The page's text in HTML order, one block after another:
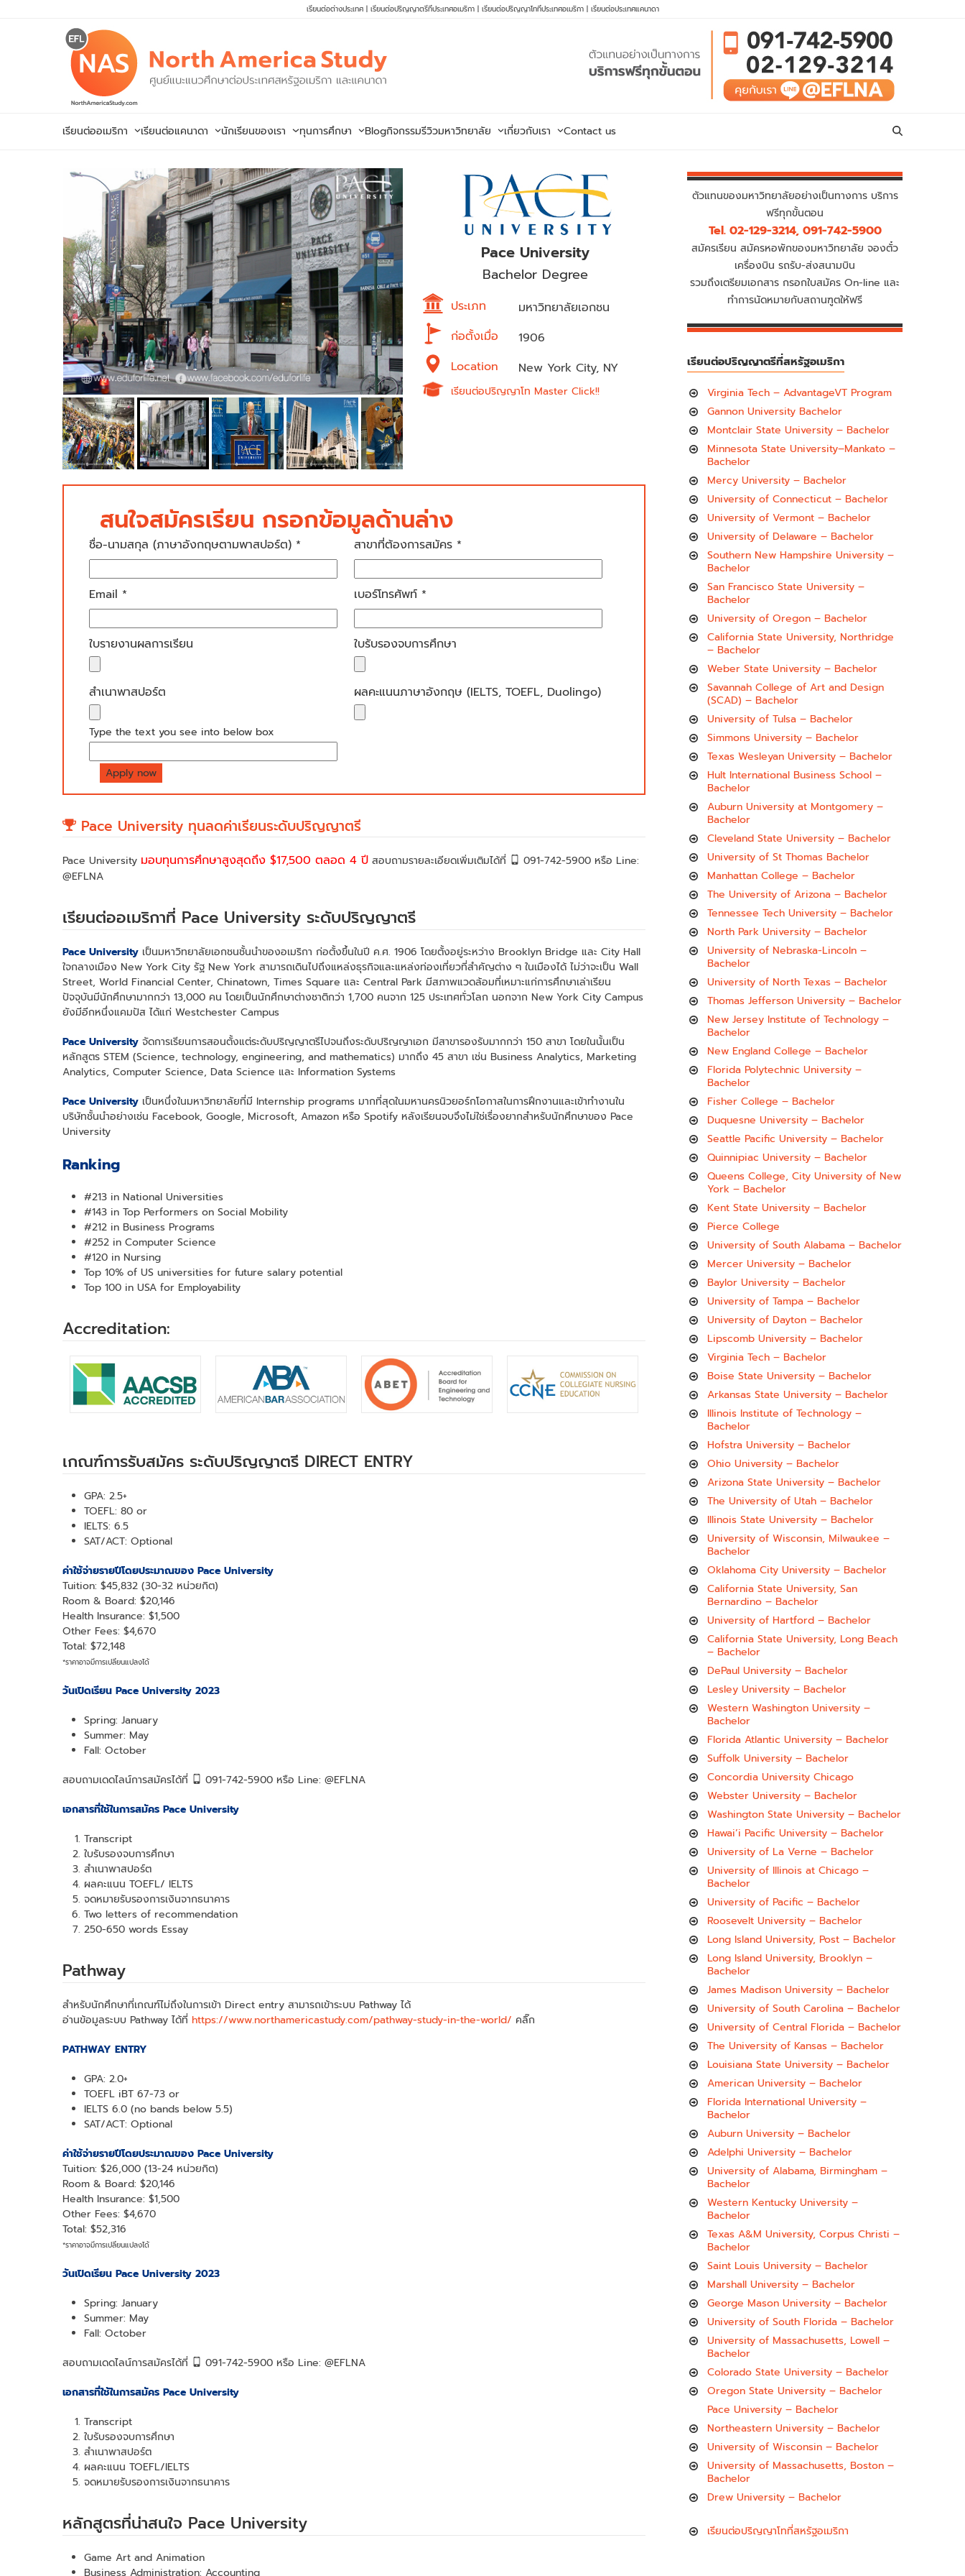
เรียนต่อต่างประเทศ| เรียนต่อปริญญาตรีที่ประเทศอเมริกา | เรียนต่อปริญญาโทที่ประเทศอเมริกา | เรียนต่อประเทศแคนาดา
เรียนต่ออเมริกา เรียนต่อแคนาดา นักเรียนของเรา ทุนการศึกษา Blogกิจกรรมรีวิวมหาวิทยาลัย เกี่ยวกับเรา Contact us
Pace University
Bachelor Degree
ประเภท
มหาวิทยาลัยเอกชน
ก่อตั้งเมื่อ
1906
Location
New York City, NY
เรียนต่อปริญญาโท Master Click!!
สนใจสมัครเรียน กรอกข้อมูลด้านล่าง
ชื่อ-นามสกุล (ภาษาอังกฤษตามพาสปอร์ต) * สาขาที่ต้องการสมัคร *
Email * เบอร์โทรศัพท์ *
ใบรายงานผลการเรียน ใบรับรองจบการศึกษา
สำเนาพาสปอร์ต ผลคะแนนภาษาอังกฤษ (IELTS, TOEFL, Duolingo)
Type the text you see into below box
Pace University ทุนลดค่าเรียนระดับปริญญาตรี
Pace University มอบทุนการศึกษาสูงสุดถึง $17,500 ตลอด 4 ปี สอบถามรายละเอียดเพิ่มเติมได้ที่
091-742-5900 หรือ Line:
@EFLNA
เรียนต่ออเมริกาที่ Pace University ระดับปริญญาตรี
Pace University เป็นมหาวิทยาลัยเอกชนชั้นนำของอเมริกา ก่อตั้งขึ้นในปี ค.ศ. 1906 โดยตั้งอยู่ระหว่าง Brooklyn Bridge และ City Hall
ใจกลางเมือง New York City รัฐ New York สามารถเดินไปถึงแหล่งธุรกิจและแหล่งท่องเที่ยวที่สำคัญต่าง ๆ ในเมืองได้ ไม่ว่าจะเป็น Wall
Street, World Financial Center, Chinatown, Times Square และ Central Park มีสภาพแวดล้อมที่เหมาะแก่การศึกษาเล่าเรียน
ปัจจุบันมีนักศึกษามากกว่า 13,000 คน โดยเป็นนักศึกษาต่างชาติกว่า 1,700 คนจาก 125 ประเทศทั่วโลก นอกจาก New York City Campus
ยังมีอีกหนึ่งแคมปัส ได้แก่ Westchester Campus
Pace University จัดการเรียนการสอนตั้งแต่ระดับปริญญาตรีไปจนถึงระดับปริญญาเอก มีสาขารองรับมากกว่า 150 สาขา โดยในนั้นเป็น
หลักสูตร STEM (Science, technology, engineering, and mathematics) มากถึง 45 สาขา เช่น Business Analytics, Marketing
Analytics, Computer Science, Data Science และ Information Systems
Pace University เป็นหนึ่งในมหาวิทยาลัยที่มี Internship programs มากที่สุดในมหานครนิวยอร์กโอกาสในการฝึกงานและเข้าทำงานใน
บริษัทชั้นนำอย่างเช่น Facebook, Google, Microsoft, Amazon หรือ Spotify หลังเรียนจบจึงไม่ใช่เรื่องยากสำหรับนักศึกษาของ Pace
University
Ranking
#213 in National Universities
#143 in Top Performers on Social Mobility
#212 in Business Programs
#252 in Computer Science
#120 in Nursing
Top 10% of US universities for future salary potential
Top 100 in USA for Employability
Accreditation:
เกณฑ์การรับสมัคร ระดับปริญญาตรี DIRECT ENTRY
GPA: 2.5+
TOEFL: 80 or
IELTS: 6.5
SAT/ACT: Optional
ค่าใช้จ่ายรายปีโดยประมาณของ Pace University
Tuition: $45,832 (30-32 หน่วยกิต)
Room & Board: $20,146
Health Insurance: $1,500
Other Fees: $4,670
Total: $72,148
*ราคาอาจมีการเปลี่ยนแปลงได้
วันเปิดเรียน Pace University 2023
Spring: January
Summer: May
Fall: October
สอบถามเดดไลน์การสมัครได้ที่
091-742-5900 หรือ Line: @EFLNA
เอกสารที่ใช้ในการสมัคร Pace University
Transcript
ใบรับรองจบการศึกษา
สำเนาพาสปอร์ต
ผลคะแนน TOEFL/ IELTS
จดหมายรับรองการเงินจากธนาคาร
Two letters of recommendation
250-650 words Essay
Pathway
สำหรับนักศึกษาที่เกณฑ์ไม่ถึงในการเข้า Direct entry สามารถเข้าระบบ Pathway ได้
อ่านข้อมูลระบบ Pathway ได้ที่ https://www.northamericastudy.com/pathway-study-in-the-world/ คลิ๊ก
PATHWAY ENTRY
GPA: 2.0+
TOEFL iBT 67-73 or
IELTS 6.0 (no bands below 5.5)
SAT/ACT: Optional
ค่าใช้จ่ายรายปีโดยประมาณของ Pace University
Tuition: $26,000 (13-24 หน่วยกิต)
Room & Board: $20,146
Health Insurance: $1,500
Other Fees: $4,670
Total: $52,316
*ราคาอาจมีการเปลี่ยนแปลงได้
วันเปิดเรียน Pace University 2023
Spring: January
Summer: May
Fall: October
สอบถามเดดไลน์การสมัครได้ที่
091-742-5900 หรือ Line: @EFLNA
เอกสารที่ใช้ในการสมัคร Pace University
Transcript
ใบรับรองจบการศึกษา
สำเนาพาสปอร์ต
ผลคะแนน TOEFL/IELTS
จดหมายรับรองการเงินจากธนาคาร
หลักสูตรที่น่าสนใจ Pace University
Game Art and Animation
Business Administration: Accounting
ตัวแทนของมหาวิทยาลัยอย่างเป็นทางการ บริการ
ฟรีทุกขั้นตอน
Tel. 02-129-3214, 091-742-5900
สมัครเรียน สมัครหอพักของมหาวิทยาลัย จองตั๋ว
เครื่องบิน รถรับ-ส่งสนามบิน
รวมถึงเตรียมเอกสาร กรอกใบสมัคร On-line และ
ทำการนัดหมายกับสถานฑูตให้ฟรี
เรียนต่อปริญญาตรีที่สหรัฐอเมริกา
Virginia Tech – AdvantageVT Program
Gannon University Bachelor
Montclair State University – Bachelor
Minnesota State University–Mankato –
Bachelor
Mercy University – Bachelor
University of Connecticut – Bachelor
University of Vermont – Bachelor
University of Delaware – Bachelor
Southern New Hampshire University –
Bachelor
San Francisco State University –
Bachelor
University of Oregon – Bachelor
California State University, Northridge
– Bachelor
Weber State University – Bachelor
Savannah College of Art and Design
(SCAD) – Bachelor
University of Tulsa – Bachelor
Simmons University – Bachelor
Texas Wesleyan University – Bachelor
Hult International Business School –
Bachelor
Auburn University at Montgomery –
Bachelor
Cleveland State University – Bachelor
University of St Thomas Bachelor
Manhattan College – Bachelor
The University of Arizona – Bachelor
Tennessee Tech University – Bachelor
North Park University – Bachelor
University of Nebraska-Lincoln –
Bachelor
University of North Texas – Bachelor
Thomas Jefferson University – Bachelor
New Jersey Institute of Technology –
Bachelor
New England College – Bachelor
Florida Polytechnic University –
Bachelor
Fisher College – Bachelor
Duquesne University – Bachelor
Seattle Pacific University – Bachelor
Quinnipiac University – Bachelor
Queens College, City University of New
York – Bachelor
Kent State University – Bachelor
Pierce College
University of South Alabama – Bachelor
Mercer University – Bachelor
Baylor University – Bachelor
University of Tampa – Bachelor
University of Dayton – Bachelor
Lipscomb University – Bachelor
Virginia Tech – Bachelor
Boise State University – Bachelor
Arkansas State University – Bachelor
Illinois Institute of Technology –
Bachelor
Hofstra University – Bachelor
Ohio University – Bachelor
Arizona State University – Bachelor
The University of Utah – Bachelor
Illinois State University – Bachelor
University of Wisconsin, Milwaukee –
Bachelor
Oklahoma City University – Bachelor
California State University, San
Bernardino – Bachelor
University of Hartford – Bachelor
California State University, Long Beach
– Bachelor
DePaul University – Bachelor
Lesley University – Bachelor
Western Washington University –
Bachelor
Florida Atlantic University – Bachelor
Suffolk University – Bachelor
Concordia University Chicago
Webster University – Bachelor
Washington State University – Bachelor
Hawai’i Pacific University – Bachelor
University of La Verne – Bachelor
University of Illinois at Chicago –
Bachelor
University of Pacific – Bachelor
Roosevelt University – Bachelor
Long Island University, Post – Bachelor
Long Island University, Brooklyn –
Bachelor
James Madison University – Bachelor
University of South Carolina – Bachelor
University of Central Florida – Bachelor
The University of Kansas – Bachelor
Louisiana State University – Bachelor
American University – Bachelor
Florida International University –
Bachelor
Auburn University – Bachelor
Adelphi University – Bachelor
University of Alabama, Birmingham –
Bachelor
Western Kentucky University –
Bachelor
Texas A&M University, Corpus Christi –
Bachelor
Saint Louis University – Bachelor
Marshall University – Bachelor
George Mason University – Bachelor
University of South Florida – Bachelor
University of Massachusetts, Lowell –
Bachelor
Colorado State University – Bachelor
Oregon State University – Bachelor
Pace University – Bachelor
Northeastern University – Bachelor
University of Wisconsin – Bachelor
University of Massachusetts, Boston –
Bachelor
Drew University – Bachelor
เรียนต่อปริญญาโทที่สหรัฐอเมริกา